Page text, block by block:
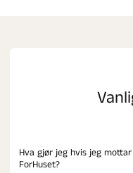
Hva gjør jeg hvis jeg
ForHuset?